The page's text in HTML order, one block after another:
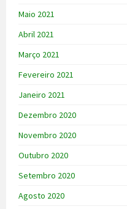
Maio 2021
Abril 2021
Março 2021
Fevereiro 2021
Janeiro 2021
Dezembro 2020
Novembro 2020
Outubro 2020
Setembro 2020
Agosto 2020